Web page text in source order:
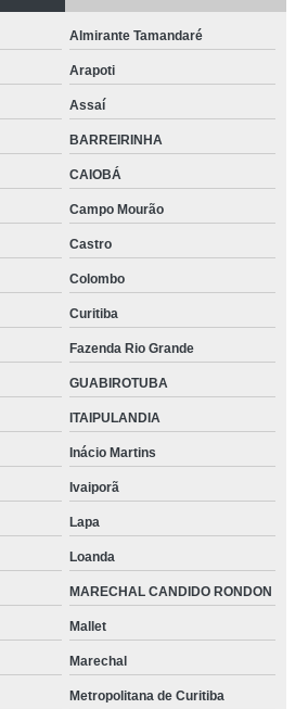
Almirante Tamandaré
Arapoti
Assaí
BARREIRINHA
CAIOBÁ
Campo Mourão
Castro
Colombo
Curitiba
Fazenda Rio Grande
GUABIROTUBA
ITAIPULANDIA
Inácio Martins
Ivaiporã
Lapa
Loanda
MARECHAL CANDIDO RONDON
Mallet
Marechal
Metropolitana de Curitiba